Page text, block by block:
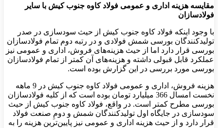
مقایسه هزینه اداری و عمومی فولاد کاوه جنوب کیش با سایر
فولادسازان
با وجود اینکه فولاد کاوه جنوب کیش از حیث سودسازی در صدر
تولیدکنندگان بورسی شمش فولادی و در رتبه دوم تمام فولادسازان
بورسی قرار دارد اما از حیث هزینه‌های فروش، اداری و عمومی نیز
عملکرد قابل قبولی داشته و هزینه‌های آن کمتر از تمام فولادسازان
بورسی مورد بررسی در این گزارش بوده است.
هزینه فروش، اداری و عمومی فولاد کاوه جنوب کیش در 9 ماهه
نخست امسال 366 میلیارد تومان بوده است که از کلیه فولادسازان
بورسی مطرح کمتر است. در واقع، فولاد کاوه جنوب کیش از حیث
سودسازی در جایگاه اول تولیدکنندگان شمش و دومِ صنعت فولاد
قرار دارد و از حیث هزینه اداری و عمومی نیز پایین‌ترین هزینه را به